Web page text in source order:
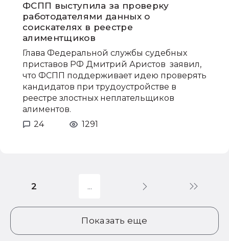
ФСПП выступила за проверку
работодателями данных о
соискателях в реестре
алиментщиков
Глава Федеральной службы судебных
приставов РФ Дмитрий Аристов заявил,
что ФСПП поддерживает идею проверять
кандидатов при трудоустройстве в
реестре злостных неплательщиков
алиментов.
24
1291
Показать еще
2